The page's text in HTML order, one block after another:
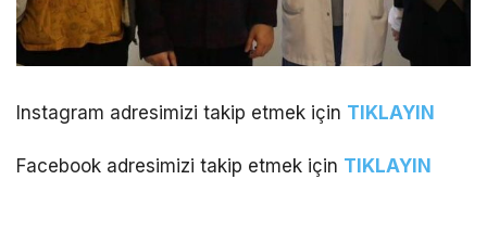
Instagram adresimizi takip etmek için TIKLAYIN
Facebook adresimizi takip etmek için TIKLAYIN